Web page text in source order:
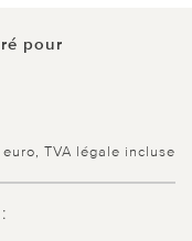
pour
euro, TVA légale incluse